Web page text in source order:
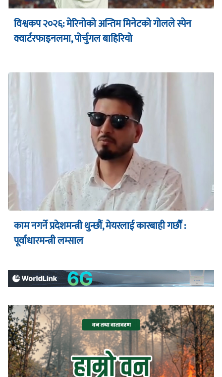
विश्वकप २०२६: मेरिनोको अन्तिम मिनेटको गोलले स्पेन
क्वार्टरफाइनलमा, पोर्चुगल बाहिरियो
काम नगर्ने प्रदेशमन्त्री थुन्छौं, मेयरलाई कारबाही गर्छौं :
पूर्वाधारमन्त्री लम्साल